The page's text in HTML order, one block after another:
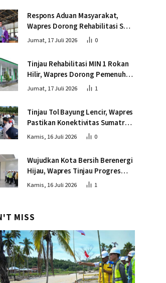
Respons Aduan Masyarakat,
Wapres Dorong Rehabilitasi SDN
016 Serusa Rokan Hilir
Jumat, 17 Juli 2026 0
Tinjau Rehabilitasi MIN 1 Rokan
Hilir, Wapres Dorong Pemenuhan
Sarana Prasarana Pendidikan
Jumat, 17 Juli 2026 1
Tinjau Tol Bayung Lencir, Wapres
Pastikan Konektivitas Sumatra
Berjalan Optimal
Kamis, 16 Juli 2026 0
Wujudkan Kota Bersih Berenergi
Hijau, Wapres Tinjau Progres
Pembangunan PSEL di
Kamis, 16 Juli 2026 1
MISS